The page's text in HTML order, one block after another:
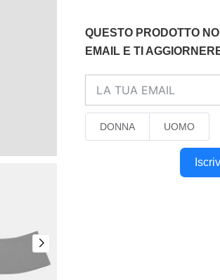
QUESTO PRODOTTO
EMAIL E TI
DONNA UOMO